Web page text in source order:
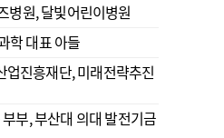
병원, 달빛어린이병원
학 대표 아들
업진흥재단, 미래전략추진
부, 부산대 의대 발전기금